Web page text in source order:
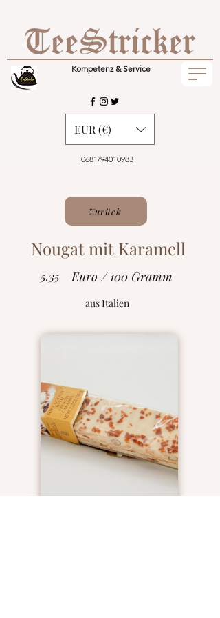
Kompetenz & Service
0681/94010983
EUR (€)
Zurück
Nougat mit Karamell
5.35 Euro / 100 Gramm
aus Italien